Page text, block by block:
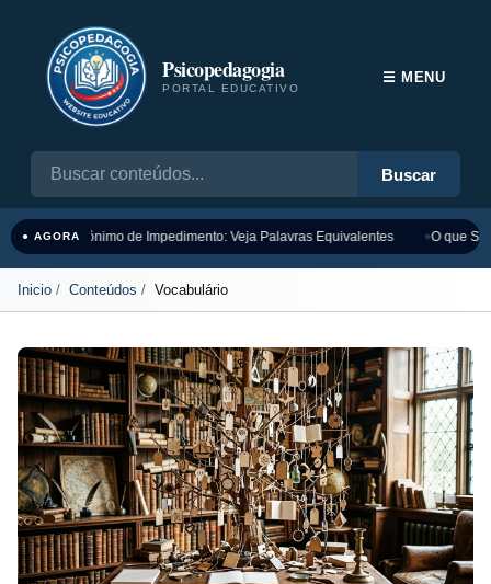
Psicopedagogia
PORTAL EDUCATIVO
Buscar
☰ MENU
● AGORASinônimo de Impedimento: Veja Palavras Equivalentes O que
Inicio Conteúdos Vocabulário